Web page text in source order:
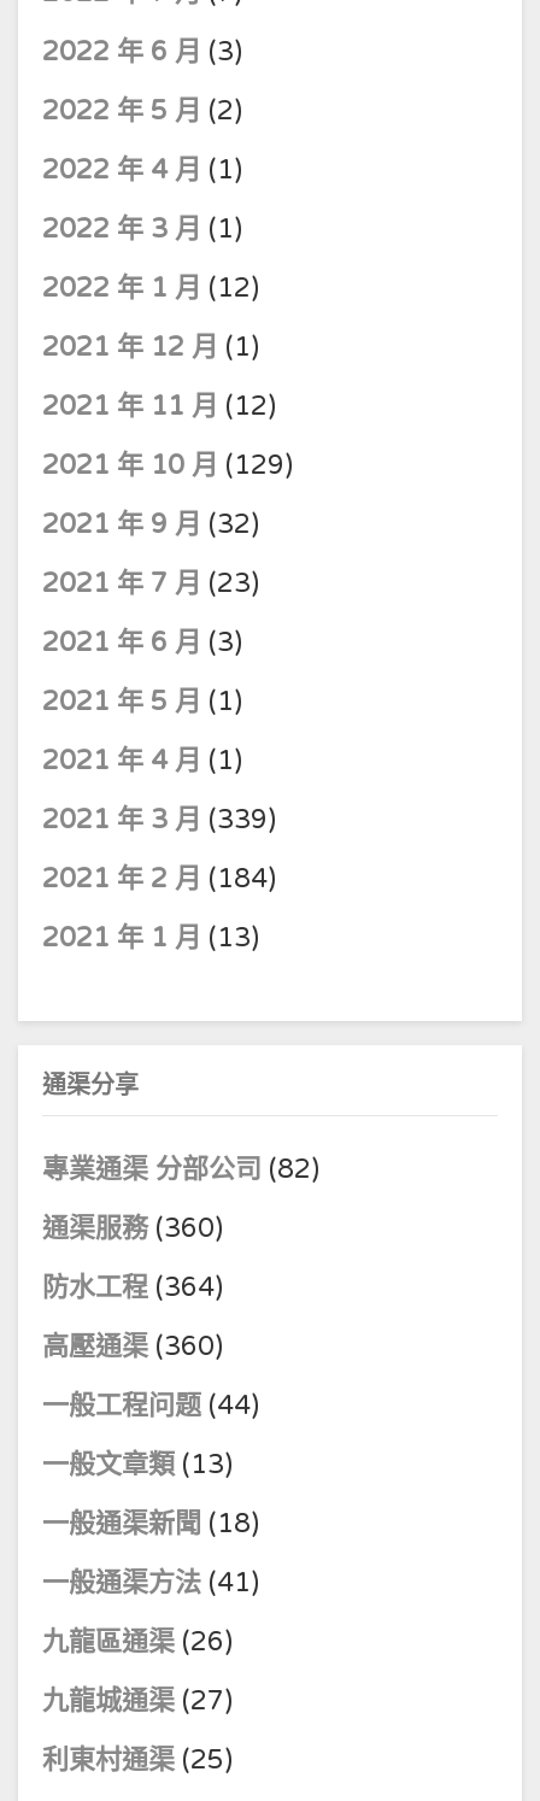
2022 年 6 月 (3)
2022 年 5 月 (2)
2022 年 4 月 (1)
2022 年 3 月 (1)
2022 年 1 月 (12)
2021 年 12 月 (1)
2021 年 11 月 (12)
2021 年 10 月 (129)
2021 年 9 月 (32)
2021 年 7 月 (23)
2021 年 6 月 (3)
2021 年 5 月 (1)
2021 年 4 月 (1)
2021 年 3 月 (339)
2021 年 2 月 (184)
2021 年 1 月 (13)
通渠分享
專業通渠 分部公司 (82)
通渠服務 (360)
防水工程 (364)
高壓通渠 (360)
一般工程问题 (44)
一般文章類 (13)
一般通渠新聞 (18)
一般通渠方法 (41)
九龍區通渠 (26)
九龍城通渠 (27)
利東村通渠 (25)